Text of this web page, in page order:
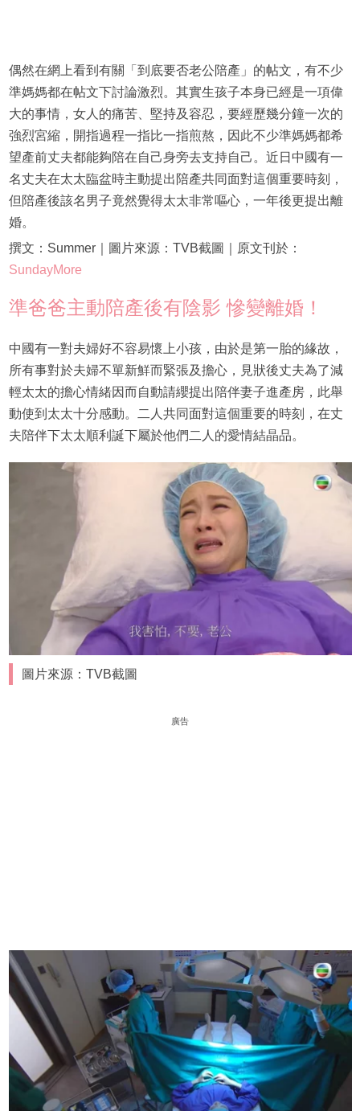
偶然在網上看到有關「到底要否老公陪產」的帖文，有不少
準媽媽都在帖文下討論激烈。其實生孩子本身已經是一項偉
大的事情，女人的痛苦、堅持及容忍，要經歷幾分鐘一次的
強烈宮縮，開指過程一指比一指煎熬，因此不少準媽媽都希
望產前丈夫都能夠陪在自己身旁去支持自己。近日中國有一
名丈夫在太太臨盆時主動提出陪產共同面對這個重要時刻，
但陪產後該名男子竟然覺得太太非常嘔心，一年後更提出離
婚。
撰文：Summer｜圖片來源：TVB截圖｜原文刊於：
SundayMore
準爸爸主動陪產後有陰影 慘變離婚！
中國有一對夫婦好不容易懷上小孩，由於是第一胎的緣故，
所有事對於夫婦不單新鮮而緊張及擔心，見狀後丈夫為了減
輕太太的擔心情緒因而自動請纓提出陪伴妻子進產房，此舉
動使到太太十分感動。二人共同面對這個重要的時刻，在丈
夫陪伴下太太順利誕下屬於他們二人的愛情結晶品。
圖片來源：TVB截圖
廣告